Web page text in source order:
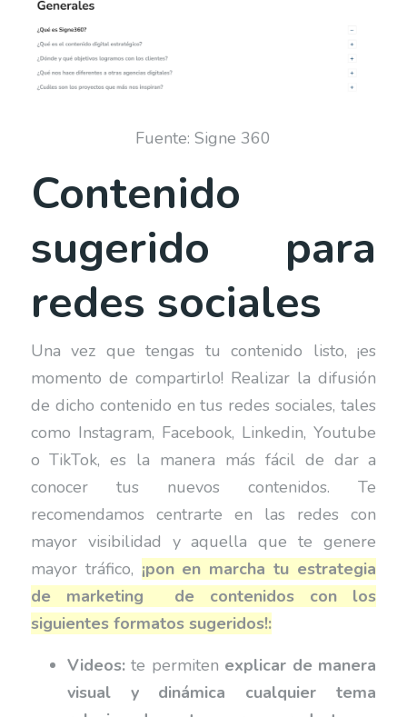
Fuente: Signe 360
Contenido
sugerido para
redes sociales
Una vez que tengas tu contenido listo, ¡es
momento de compartirlo! Realizar la difusión
de dicho contenido en tus redes sociales, tales
como Instagram, Facebook, Linkedin, Youtube
o TikTok, es la manera más fácil de dar a
conocer tus nuevos contenidos. Te
recomendamos centrarte en las redes con
mayor visibilidad y aquella que te genere
mayor tráfico, ¡pon en marcha tu estrategia
de marketing de contenidos con los
siguientes formatos sugeridos!:
Videos:te permiten explicar de manera
visual y dinámica cualquier tema